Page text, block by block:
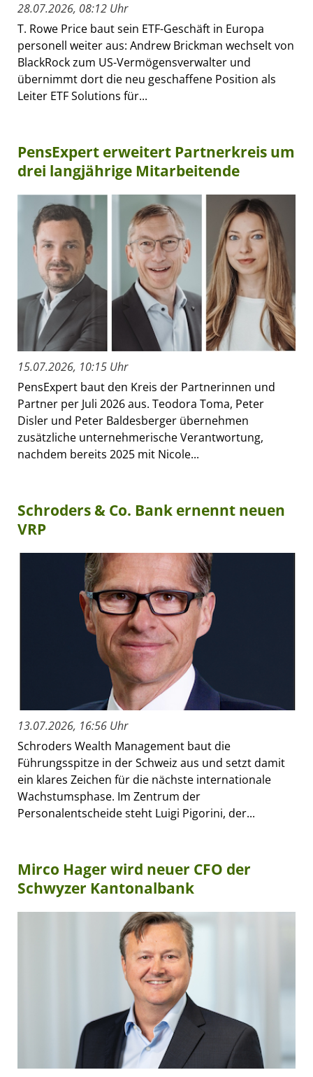
28.07.2026, 08:12 Uhr
T. Rowe Price baut sein ETF-Geschäft in Europa
personell weiter aus: Andrew Brickman wechselt von
BlackRock zum US-Vermögensverwalter und
übernimmt dort die neu geschaffene Position als
Leiter ETF Solutions für...
PensExpert erweitert Partnerkreis um
drei langjährige Mitarbeitende
15.07.2026, 10:15 Uhr
PensExpert baut den Kreis der Partnerinnen und
Partner per Juli 2026 aus. Teodora Toma, Peter
Disler und Peter Baldesberger übernehmen
zusätzliche unternehmerische Verantwortung,
nachdem bereits 2025 mit Nicole...
Schroders & Co. Bank ernennt neuen
VRP
13.07.2026, 16:56 Uhr
Schroders Wealth Management baut die
Führungsspitze in der Schweiz aus und setzt damit
ein klares Zeichen für die nächste internationale
Wachstumsphase. Im Zentrum der
Personalentscheide steht Luigi Pigorini, der...
Mirco Hager wird neuer CFO der
Schwyzer Kantonalbank